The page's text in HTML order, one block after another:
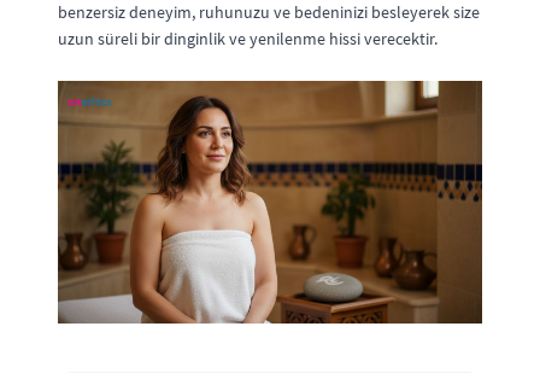
benzersiz deneyim, ruhunuzu ve bedeninizi besleyerek size
uzun süreli bir dinginlik ve yenilenme hissi verecektir.